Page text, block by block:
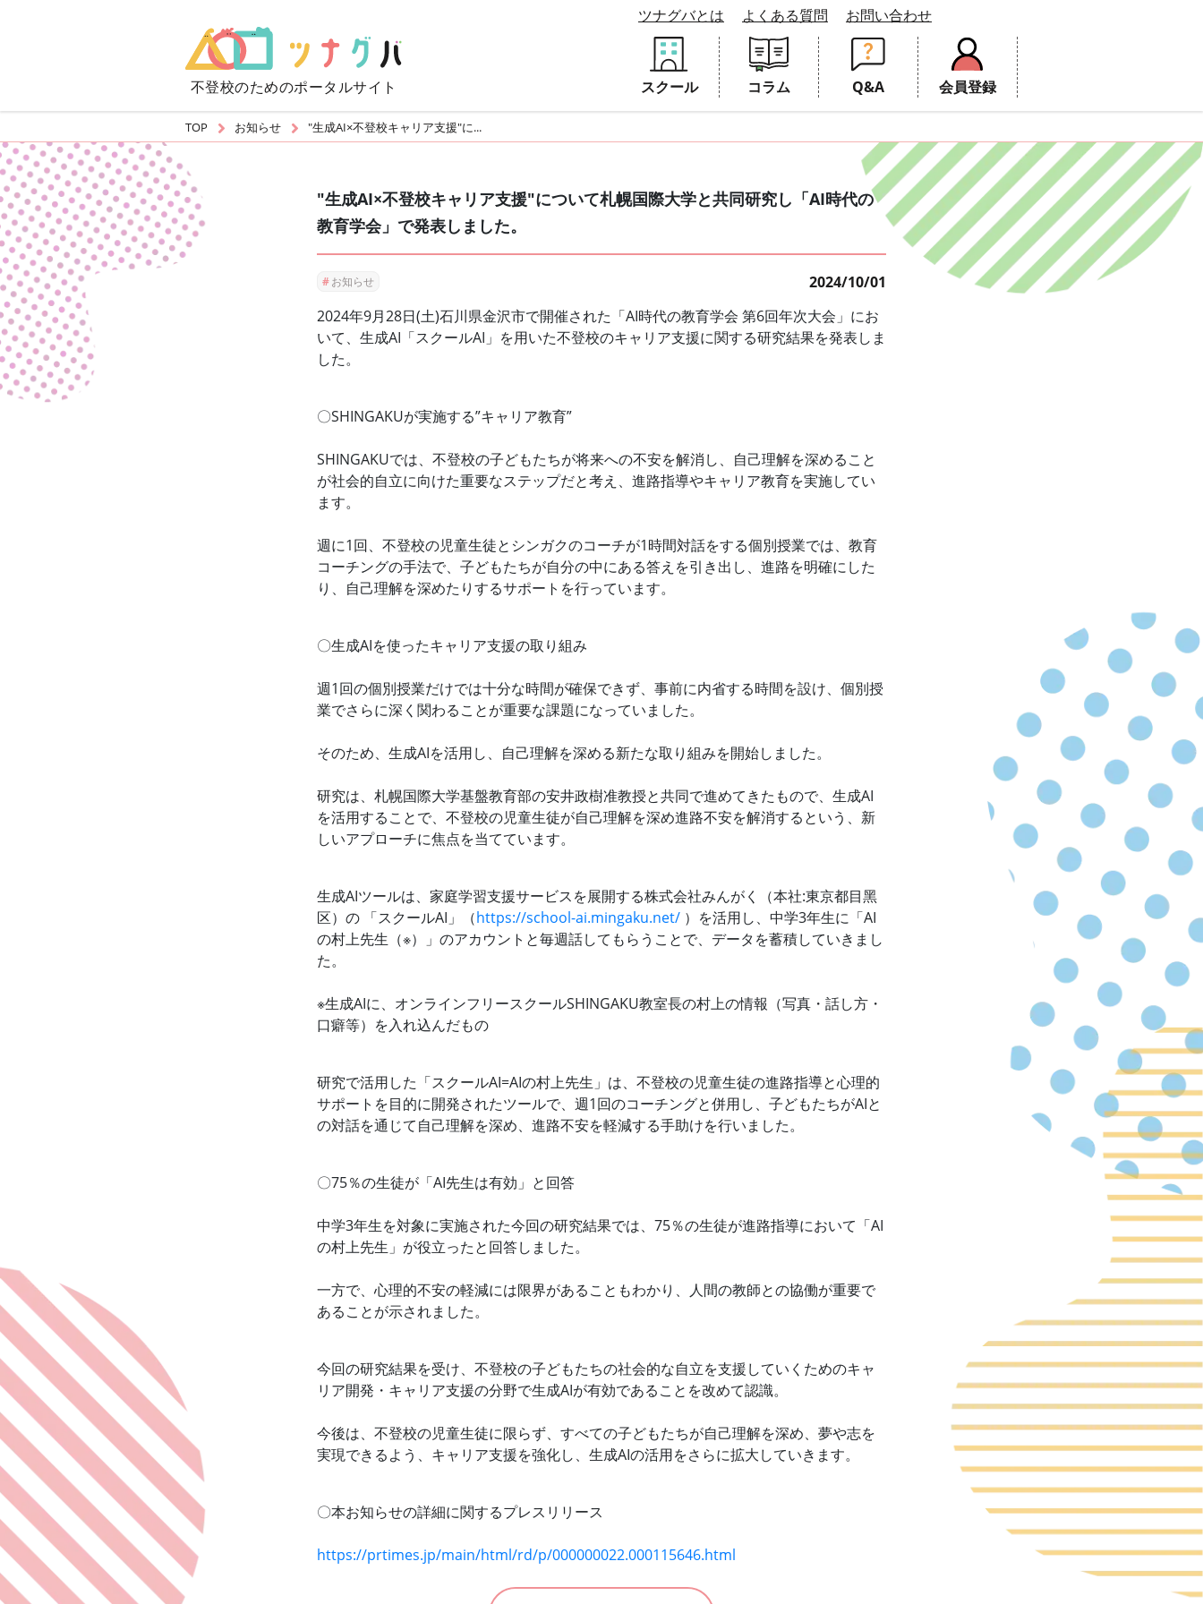
不登校のためのポータルサイト
ツナグバとは よくある質問 お問い合わせ
スクール コラム Q&A 会員登録
TOP お知らせ "生成AI×不登校キャリア支援"に...
"生成AI×不登校キャリア支援"について札幌国際大学と共同研究し「AI時代の
教育学会」で発表しました。
#お知らせ
2024/10/01
2024年9月28日(土)石川県金沢市で開催された「AI時代の教育学会 第6回年次大会」にお
いて、生成AI「スクールAI」を用いた不登校のキャリア支援に関する研究結果を発表しま
した。
〇SHINGAKUが実施する”キャリア教育”
SHINGAKUでは、不登校の子どもたちが将来への不安を解消し、自己理解を深めること
が社会的自立に向けた重要なステップだと考え、進路指導やキャリア教育を実施してい
ます。
週に1回、不登校の児童生徒とシンガクのコーチが1時間対話をする個別授業では、教育
コーチングの手法で、子どもたちが自分の中にある答えを引き出し、進路を明確にした
り、自己理解を深めたりするサポートを行っています。
〇生成AIを使ったキャリア支援の取り組み
週1回の個別授業だけでは十分な時間が確保できず、事前に内省する時間を設け、個別授
業でさらに深く関わることが重要な課題になっていました。
そのため、生成AIを活用し、自己理解を深める新たな取り組みを開始しました。
研究は、札幌国際大学基盤教育部の安井政樹准教授と共同で進めてきたもので、生成AI
を活用することで、不登校の児童生徒が自己理解を深め進路不安を解消するという、新
しいアプローチに焦点を当てています。
生成AIツールは、家庭学習支援サービスを展開する株式会社みんがく（本社:東京都目黑
区）の 「スクールAI」（https://school-ai.mingaku.net/ ）を活用し、中学3年生に「AI
の村上先生（※）」のアカウントと毎週話してもらうことで、データを蓄積していきまし
た。
※生成AIに、オンラインフリースクールSHINGAKU教室⻑の村上の情報（写真・話し方・
口癖等）を入れ込んだもの
研究で活用した「スクールAI=AIの村上先生」は、不登校の児童生徒の進路指導と心理的
サポートを目的に開発されたツールで、週1回のコーチングと併用し、子どもたちがAIと
の対話を通じて自己理解を深め、進路不安を軽減する手助けを行いました。
〇75％の生徒が「AI先生は有効」と回答
中学3年生を対象に実施された今回の研究結果では、75％の生徒が進路指導において「AI
の村上先生」が役立ったと回答しました。
一方で、心理的不安の軽減には限界があることもわかり、人間の教師との協働が重要で
あることが示されました。
今回の研究結果を受け、不登校の子どもたちの社会的な自立を支援していくためのキャ
リア開発・キャリア支援の分野で生成AIが有効であることを改めて認識。
今後は、不登校の児童生徒に限らず、すべての子どもたちが自己理解を深め、夢や志を
実現できるよう、キャリア支援を強化し、生成AIの活用をさらに拡大していきます。
〇本お知らせの詳細に関するプレスリリース
https://prtimes.jp/main/html/rd/p/000000022.000115646.html